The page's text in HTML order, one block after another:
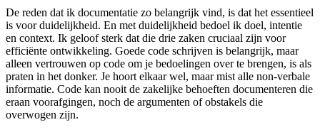
De reden dat ik documentatie zo belangrijk vind, is dat het essentieel
is voor duidelijkheid. En met duidelijkheid bedoel ik doel, intentie
en context. Ik geloof sterk dat die drie zaken cruciaal zijn voor
efficiënte ontwikkeling. Goede code schrijven is belangrijk, maar
alleen vertrouwen op code om je bedoelingen over te brengen, is als
praten in het donker. Je hoort elkaar wel, maar mist alle non-verbale
informatie. Code kan nooit de zakelijke behoeften documenteren die
eraan voorafgingen, noch de argumenten of obstakels die
overwogen zijn.